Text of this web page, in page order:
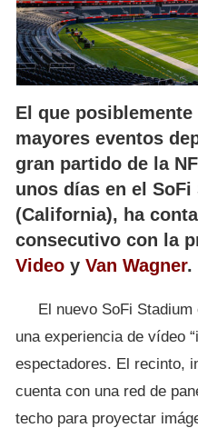
El que
mayores eventos
gran partido de la
unos días en el
(California), ha
consecutivo con la
Video y Van Wagner.
El nuevo SoFi
una experiencia de vídeo
espectadores. El recinto,
cuenta con una red de
techo para proyectar